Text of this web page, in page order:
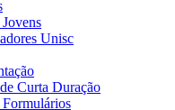
Unisc
Curta Duração
Formulários